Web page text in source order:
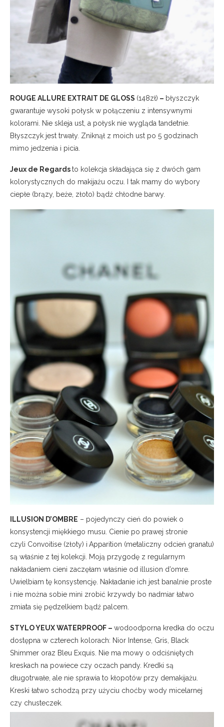
ROUGE ALLURE EXTRAIT DE GLOSS (148zł) – błyszczyk
gwarantuje wysoki połysk w połączeniu z intensywnymi
kolorami. Nie skleja ust, a połysk nie wygląda tandetnie.
Błyszczyk jest trwały. Zniknął z moich ust po 5 godzinach
mimo jedzenia i picia.
Jeux de Regardsto kolekcja składająca się z dwóch gam
kolorystycznych do makijażu oczu. I tak mamy do wybory
ciepłe (brązy, beże, złoto) bądź chłodne barwy.
ILLUSION D’OMBRE – pojedynczy cień do powiek o
konsystencji miękkiego musu. Cienie po prawej stronie
czyli Convoitise (złoty) i Apparition (metaliczny odcień granatu)
są właśnie z tej kolekcji. Moją przygodę z regularnym
nakładaniem cieni zaczęłam właśnie od illusion d’omre.
Uwielbiam tę konsystencję. Nakładanie ich jest banalnie proste
i nie można sobie mini zrobić krzywdy bo nadmiar łatwo
zmiata się pędzelkiem bądź palcem.
STYLO YEUX WATERPROOF – wodoodporna kredka do oczu
dostępna w czterech kolorach: Nior Intense, Gris, Black
Shimmer oraz Bleu Exquis. Nie ma mowy o odciśniętych
kreskach na powiece czy oczach pandy. Kredki są
długotrwałe, ale nie sprawia to kłopotów przy demakijażu.
Kreski łatwo schodzą przy użyciu choćby wody micelarnej
czy chusteczek.